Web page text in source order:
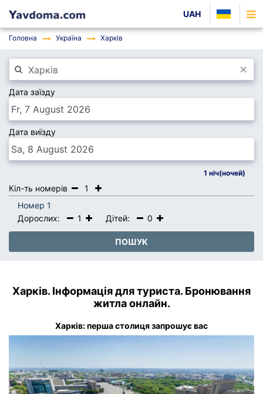
UAH
Головна Україна Харків
×
Дата заїзду
Дата виїзду
1 ніч(ночей)
Кіл-ть номерів
1
Номер 1
Дорослих:
1 Дітей: 0
ПОШУК
Харків. Інформація для туриста. Бронювання
житла онлайн.
Харків: перша столиця запрошує вас